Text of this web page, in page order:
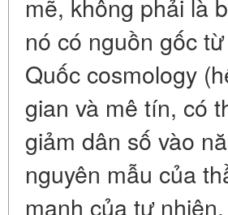
mẽ, không phải là
nó có nguồn gốc
Quốc cosmology
gian và mê tín, có
giảm dân số vào
nguyên mẫu của
mạnh của tự